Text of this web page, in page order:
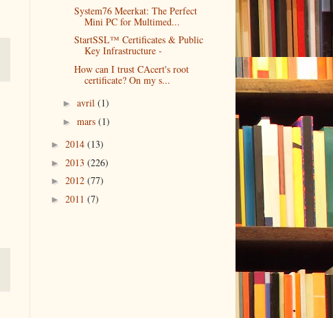
System76 Meerkat: The Perfect
Mini PC for Multimed...
StartSSL™ Certificates & Public
Key Infrastructure -
How can I trust CAcert's root
certificate? On my s...
► avril (1)
► mars (1)
► 2014 (13)
► 2013 (226)
► 2012 (77)
► 2011 (7)